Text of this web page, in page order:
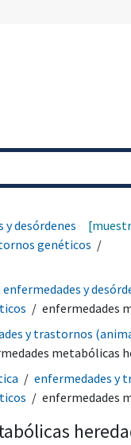
y desórdenes
genéticos
enfermedades y
enfermedades
y trastornos
metabólicas
enfermedades y
enfermedades